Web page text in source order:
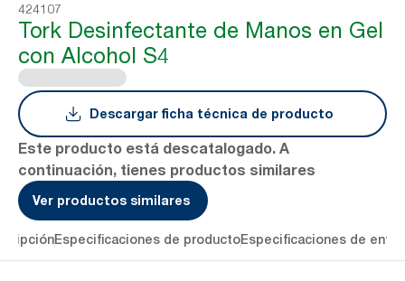
424107
Tork Desinfectante de Manos en Gel
con Alcohol S4
Descargar ficha técnica de producto
Este producto está descatalogado. A
continuación, tienes productos similares
Ver productos similares
Especificaciones de productoEspecificaciones de